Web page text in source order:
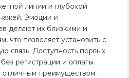
линии и глубокой
Эмоции и
делают их близкими и
что позволяет установить с
связь. Доступность первых
регистрации и оплаты
отличным преимуществом.